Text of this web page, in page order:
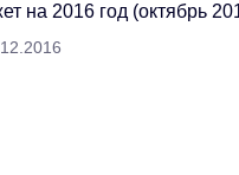
на 2016 год (октябрь